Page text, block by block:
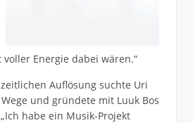
Energie dabei wären.“
Auflösung suchte Uri
und gründete mit Luuk Bos
habe ein Musik-Projekt